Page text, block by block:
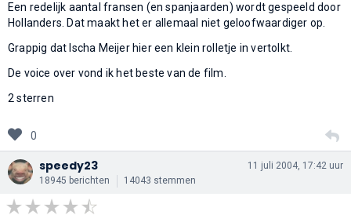
Een redelijk aantal fransen (en spanjaarden) wordt gespeeld door
Hollanders. Dat maakt het er allemaal niet geloofwaardiger op.
Grappig dat Ischa Meijer hier een klein rolletje in vertolkt.
De voice over vond ik het beste van de film.
2 sterren
0
speedy23
18945 berichten 14043 stemmen
11 juli 2004, 17:42 uur